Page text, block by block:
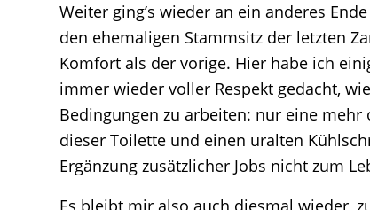
Weiter ging’s wieder an ein anderes
den ehemaligen Stammsitz der letzten
Komfort als der vorige. Hier habe ich
immer wieder voller Respekt gedacht,
Bedingungen zu arbeiten: nur eine
dieser Toilette und einen uralten
Ergänzung zusätzlicher Jobs nicht zum
Es bleibt mir also auch diesmal wieder,